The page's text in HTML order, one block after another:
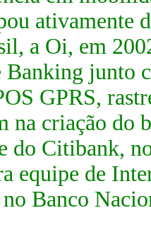
ativamente
a Oi, em
junto
GPRS,
na criação do
do Citibank,
equipe de
Banco